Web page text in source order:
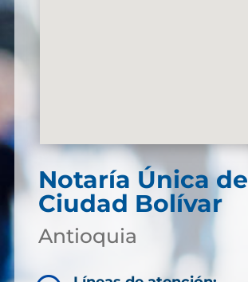
Notaría Única de
Ciudad Bolívar
Antioquia